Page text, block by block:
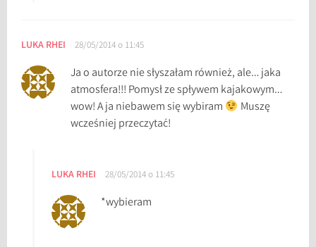
LUKA RHEI 28/05/2014 o 11:45
Ja o autorze nie słyszałam również, ale… jaka
atmosfera!!! Pomysł ze spływem kajakowym…
wow! A ja niebawem się wybiram
Muszę
wcześniej przeczytać!
LUKA RHEI 28/05/2014 o 11:45
*wybieram